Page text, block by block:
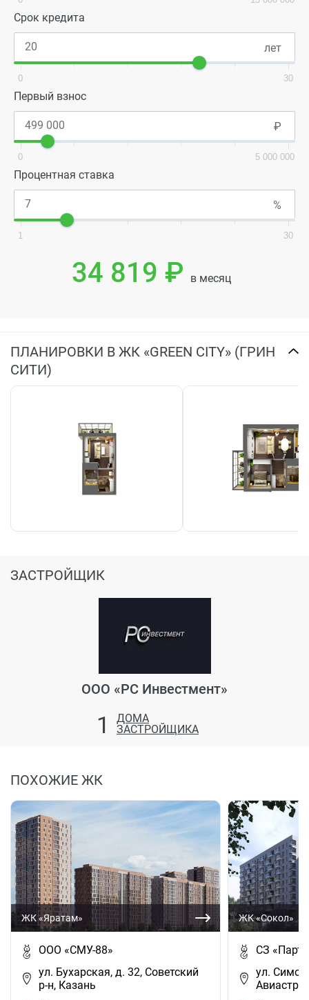
Срок кредита
0 30
Первый взнос
0 5 000 000
Процентная ставка
1 30
34 819 ₽ в месяц
ПЛАНИРОВКИ В ЖК «GREEN CITY» (ГРИН
СИТИ)
ЗАСТРОЙЩИК
ООО «РС Инвестмент»
1
ДОМА
ЗАСТРОЙЩИКА
ПОХОЖИЕ ЖК
ЖК «Яратам»
ООО «СМУ-88»
ул. Бухарская, д. 32, Советский
р-н, Казань
ЖК «Сокол»
СЗ
ул.